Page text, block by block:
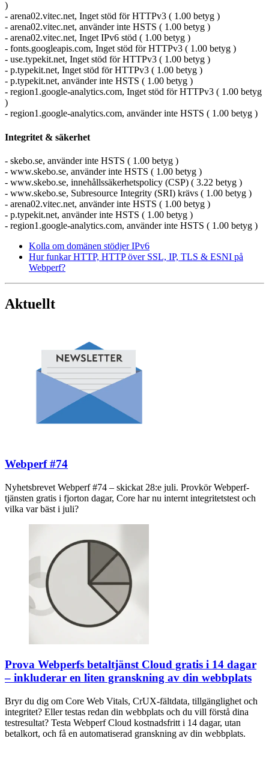
)
- arena02.vitec.net, Inget stöd för HTTPv3 ( 1.00 betyg )
- arena02.vitec.net, använder inte HSTS ( 1.00 betyg )
- arena02.vitec.net, Inget IPv6 stöd ( 1.00 betyg )
- fonts.googleapis.com, Inget stöd för HTTPv3 ( 1.00 betyg )
- use.typekit.net, Inget stöd för HTTPv3 ( 1.00 betyg )
- p.typekit.net, Inget stöd för HTTPv3 ( 1.00 betyg )
- p.typekit.net, använder inte HSTS ( 1.00 betyg )
- region1.google-analytics.com, Inget stöd för HTTPv3 ( 1.00 betyg
)
- region1.google-analytics.com, använder inte HSTS ( 1.00 betyg )
Integritet & säkerhet
- skebo.se, använder inte HSTS ( 1.00 betyg )
- www.skebo.se, använder inte HSTS ( 1.00 betyg )
- www.skebo.se, innehållssäkerhetspolicy (CSP) ( 3.22 betyg )
- www.skebo.se, Subresource Integrity (SRI) krävs ( 1.00 betyg )
- arena02.vitec.net, använder inte HSTS ( 1.00 betyg )
- p.typekit.net, använder inte HSTS ( 1.00 betyg )
- region1.google-analytics.com, använder inte HSTS ( 1.00 betyg )
Kolla om domänen stödjer IPv6
Hur funkar HTTP, HTTP över SSL, IP, TLS & ESNI på
Webperf?
Aktuellt
Webperf #74
Nyhetsbrevet Webperf #74 – skickat 28:e juli. Provkör Webperf-
tjänsten gratis i fjorton dagar, Core har nu internt integritetstest och
vilka var bäst i juli?
Prova Webperfs betaltjänst Cloud gratis i 14 dagar
– inkluderar en liten granskning av din webbplats
Bryr du dig om Core Web Vitals, CrUX-fältdata, tillgänglighet och
integritet? Eller testas redan din webbplats och du vill förstå dina
testresultat? Testa Webperf Cloud kostnadsfritt i 14 dagar, utan
betalkort, och få en automatiserad granskning av din webbplats.